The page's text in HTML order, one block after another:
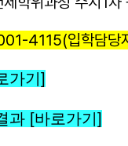
4115(입학담당
가기]
과 [바로가기]